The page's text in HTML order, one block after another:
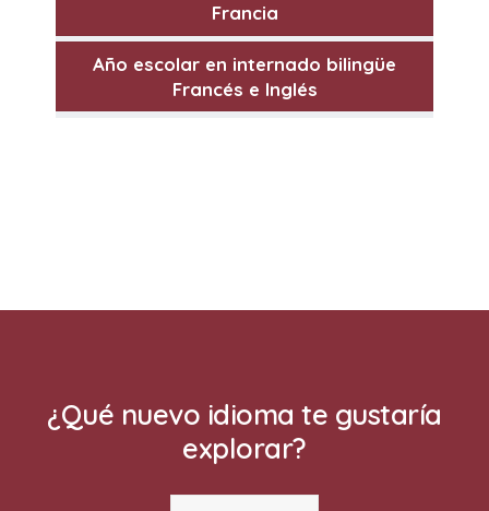
Francia
Año escolar en internado bilingüe
Francés e Inglés
¿Qué nuevo idioma te gustaría
explorar?